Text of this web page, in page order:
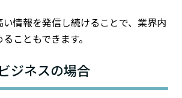
い情報を発信し続けることで、業界内
こともできます。
ジネスの場合